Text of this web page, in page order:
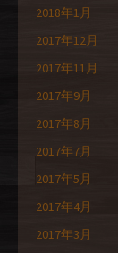
2018年1月
2017年12月
2017年11月
2017年9月
2017年8月
2017年7月
2017年5月
2017年4月
2017年3月